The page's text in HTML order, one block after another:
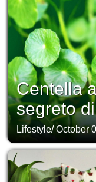
Centella
segreto
Lifestyle/October